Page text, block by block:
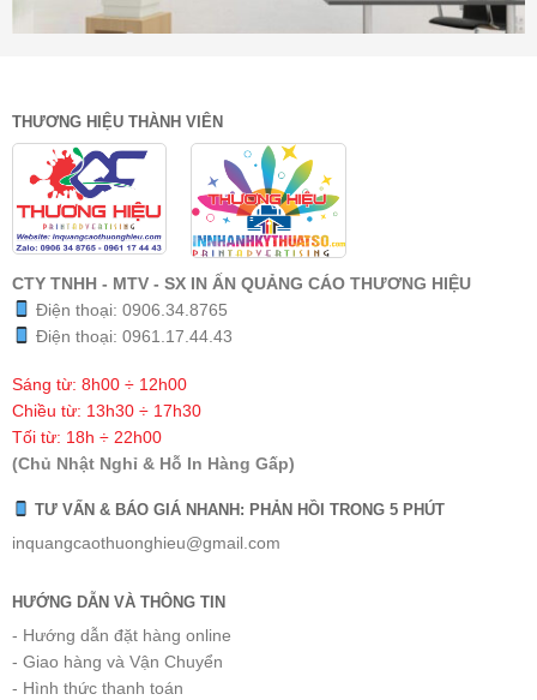
THƯƠNG HIỆU THÀNH VIÊN
CTY TNHH - MTV - SX IN ẤN QUẢNG CÁO THƯƠNG HIỆU
Điện thoại: 0906.34.8765
Điện thoại: 0961.17.44.43
Sáng từ: 8h00 ÷ 12h00
Chiều từ: 13h30 ÷ 17h30
Tối từ: 18h ÷ 22h00
(Chủ Nhật Nghỉ & Hỗ In Hàng Gấp)
TƯ VẤN & BÁO GIÁ NHANH: PHẢN HỒI TRONG 5 PHÚT
inquangcaothuonghieu@gmail.com
HƯỚNG DẪN VÀ THÔNG TIN
- Hướng dẫn đặt hàng online
- Giao hàng và Vận Chuyển
- Hình thức thanh toán